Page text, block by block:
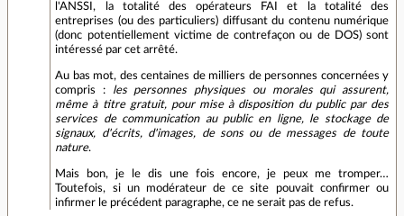
l'ANSSI, la totalité des opérateurs FAI et la totalité des
entreprises (ou des particuliers) diffusant du contenu numérique
(donc potentiellement victime de contrefaçon ou de DOS) sont
intéressé par cet arrêté.
Au bas mot, des centaines de milliers de personnes concernées y
compris :
les personnes physiques ou morales qui assurent,
même à titre gratuit, pour mise à disposition du public par des
services de communication au public en ligne, le stockage de
signaux, d'écrits, d'images, de sons ou de messages de toute
nature.
Mais bon, je le dis une fois encore, je peux me tromper…
Toutefois, si un modérateur de ce site pouvait confirmer ou
infirmer le précédent paragraphe, ce ne serait pas de refus.